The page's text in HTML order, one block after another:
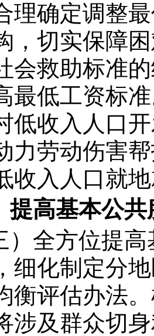
理确定调整
，切实保障
会救助标准
最低工资标
低收入人口
力劳动伤害
收入人口就
提高基本公
）全方位提
细化制定分
衡评估办法
涉及群众切